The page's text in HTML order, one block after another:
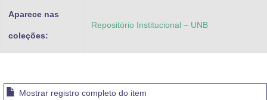
Aparece nas
coleções:
Repositório Institucional – UNB
Mostrar registro completo do item